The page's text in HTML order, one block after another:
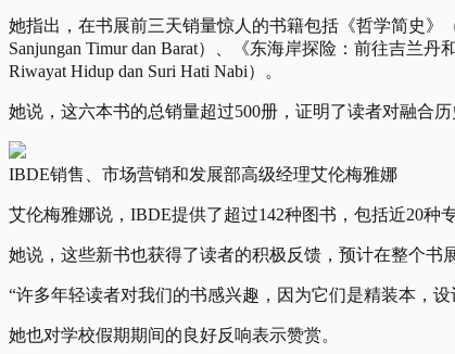
她指出，在书展前三天销量惊人的书籍包括《哲学简史》
Sanjungan Timur dan Barat）、《东海岸探险：前往吉兰丹
Riwayat Hidup dan Suri Hati Nabi）。
她说，这六本书的总销量超过500册，证明了读者对融合
IBDE销售、市场营销和发展部高级经理艾伦梅雅娜
艾伦梅雅娜说，IBDE提供了超过142种图书，包括近20种
她说，这些新书也获得了读者的积极反馈，预计在整个书
“许多年轻读者对我们的书感兴趣，因为它们是精装本，
她也对学校假期期间的良好反响表示赞赏。